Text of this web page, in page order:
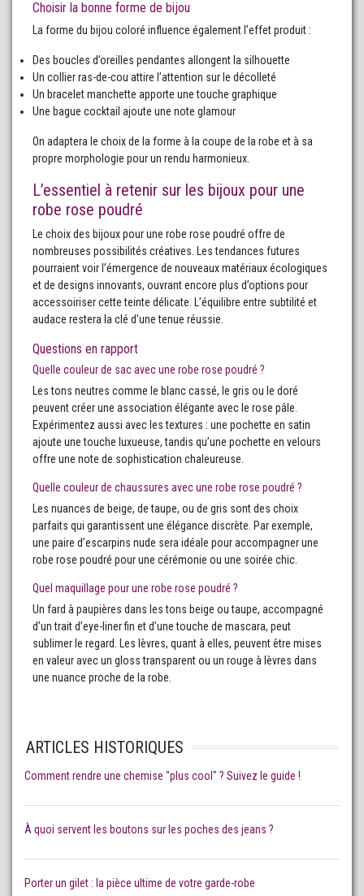
Choisir la bonne forme de bijou
La forme du bijou coloré influence également l’effet produit :
Des boucles d’oreilles pendantes allongent la silhouette
Un collier ras-de-cou attire l’attention sur le décolleté
Un bracelet manchette apporte une touche graphique
Une bague cocktail ajoute une note glamour
On adaptera le choix de la forme à la coupe de la robe et à sa
propre morphologie pour un rendu harmonieux.
L’essentiel à retenir sur les bijoux pour une
robe rose poudré
Le choix des bijoux pour une robe rose poudré offre de
nombreuses possibilités créatives. Les tendances futures
pourraient voir l’émergence de nouveaux matériaux écologiques
et de designs innovants, ouvrant encore plus d’options pour
accessoiriser cette teinte délicate. L’équilibre entre subtilité et
audace restera la clé d’une tenue réussie.
Questions en rapport
Quelle couleur de sac avec une robe rose poudré ?
Les tons neutres comme le blanc cassé, le gris ou le doré
peuvent créer une association élégante avec le rose pâle.
Expérimentez aussi avec les textures : une pochette en satin
ajoute une touche luxueuse, tandis qu’une pochette en velours
offre une note de sophistication chaleureuse.
Quelle couleur de chaussures avec une robe rose poudré ?
Les nuances de beige, de taupe, ou de gris sont des choix
parfaits qui garantissent une élégance discrète. Par exemple,
une paire d’escarpins nude sera idéale pour accompagner une
robe rose poudré pour une cérémonie ou une soirée chic.
Quel maquillage pour une robe rose poudré ?
Un fard à paupières dans les tons beige ou taupe, accompagné
d’un trait d’eye-liner fin et d’une touche de mascara, peut
sublimer le regard. Les lèvres, quant à elles, peuvent être mises
en valeur avec un gloss transparent ou un rouge à lèvres dans
une nuance proche de la robe.
ARTICLES HISTORIQUES
Comment rendre une chemise "plus cool" ? Suivez le guide !
À quoi servent les boutons sur les poches des jeans ?
Porter un gilet : la pièce ultime de votre garde-robe